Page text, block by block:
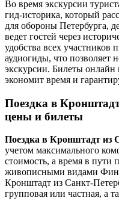
Во время экскурсии
гид-историка, который
для обороны Петербурга,
ведет гостей через
удобства всех участников
аудиогиды, что позволяет
экскурсии. Билеты онлайн
экономит время и
Поездка в
цены и билеты
Поездка в Кронштадт из
учетом максимального
стоимость, а время в пути
живописными видами
Кронштадт из Санкт-
групповая или частная, а